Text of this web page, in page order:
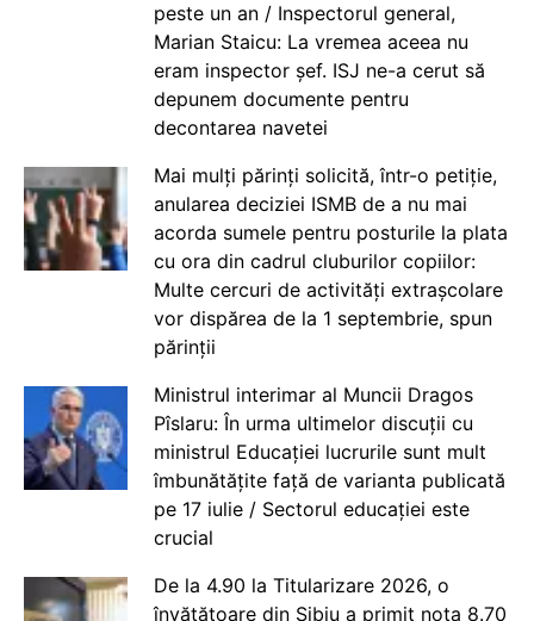
peste un an / Inspectorul general,
Marian Staicu: La vremea aceea nu
eram inspector șef. ISJ ne-a cerut să
depunem documente pentru
decontarea navetei
Mai mulți părinți solicită, într-o petiție,
anularea deciziei ISMB de a nu mai
acorda sumele pentru posturile la plata
cu ora din cadrul cluburilor copiilor:
Multe cercuri de activități extrașcolare
vor dispărea de la 1 septembrie, spun
părinții
Ministrul interimar al Muncii Dragos
Pîslaru: În urma ultimelor discuții cu
ministrul Educației lucrurile sunt mult
îmbunătățite față de varianta publicată
pe 17 iulie / Sectorul educației este
crucial
De la 4.90 la Titularizare 2026, o
învățătoare din Sibiu a primit nota 8.70